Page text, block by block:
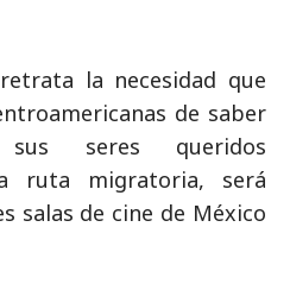
la necesidad que
de saber
seres queridos
ruta migratoria, será
salas de cine de México